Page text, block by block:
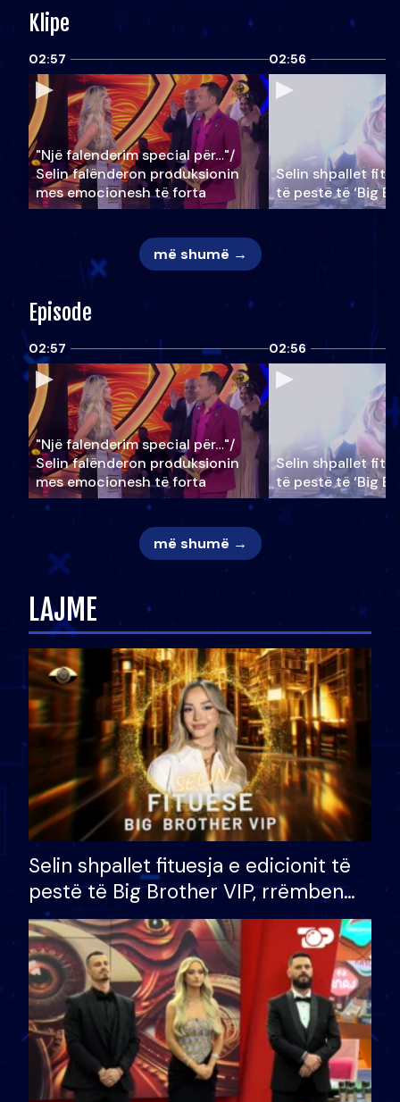
Klipe
02:57
"Një falenderim special për…"/
Selin falënderon produksionin
mes emocionesh të forta
02:56
Selin shpallet
të pestë të ‘Big
më shumë →
Episode
02:57
"Një falenderim special për…"/
Selin falënderon produksionin
mes emocionesh të forta
02:56
Selin shpallet
të pestë të ‘Big
më shumë →
LAJME
Selin shpallet fituesja e edicionit të
pestë të Big Brother VIP, rrëmben
çmimin e madh prej 100 mijë eurosh